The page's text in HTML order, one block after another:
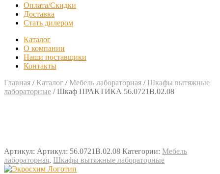
Оплата/Скидки
Доставка
Стать дилером
Каталог
О компании
Наши поставщики
Контакты
Главная / Каталог / Мебель лабораторная / Шкафы вытяжные
лабораторные /Шкаф ПРАКТИКА 56.0721В.02.08
Артикул: Артикул: 56.0721В.02.08 Категории: Мебель
лабораторная, Шкафы вытяжные лабораторные